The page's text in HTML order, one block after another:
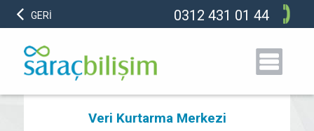
GERİ 0312 431 01 44
Veri Kurtarma Merkezi